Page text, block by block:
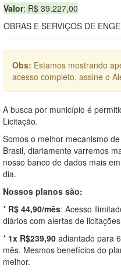
Valor: R$ 39.227,00
OBRAS E SERVIÇOS DE
Obs: Estamos mostrando
acesso completo, assine o
A busca por município é
Licitação.
Somos o melhor mecanismo
Brasil, diariamente varremos
nosso banco de dados mais
dia.
Nossos planos são:
* R$ 44,90/mês: Acesso
diários com alertas de
* 1x R$239,90 adiantado para
mês. Mesmos benefícios do
melhor.